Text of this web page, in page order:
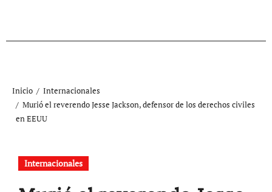
Inicio
Internacionales
Murió el reverendo Jesse Jackson, defensor de los derechos civiles
en EEUU
Internacionales